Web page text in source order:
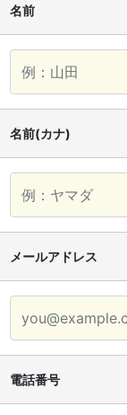
名前
名前(カナ)
メールアドレス
電話番号